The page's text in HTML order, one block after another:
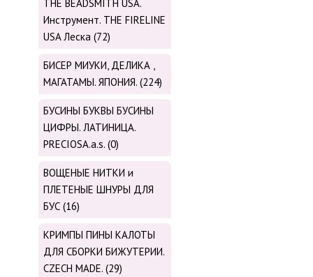
THE BEADSMITH USA.
Инструмент. THE FIRELINE
USA Леска (72)
БИСЕР МИУКИ, ДЕЛИКА ,
МАГАТАМЫ. ЯПОНИЯ. (224)
БУСИНЫ БУКВЫ БУСИНЫ
ЦИФРЫ. ЛАТИНИЦА.
PRECIOSA.a.s. (0)
ВОЩЕНЫЕ НИТКИ и
ПЛЕТЕНЫЕ ШНУРЫ ДЛЯ
БУС (16)
КРИМПЫ ПИНЫ КАЛОТЫ
ДЛЯ СБОРКИ БИЖУТЕРИИ.
CZECH MADE. (29)